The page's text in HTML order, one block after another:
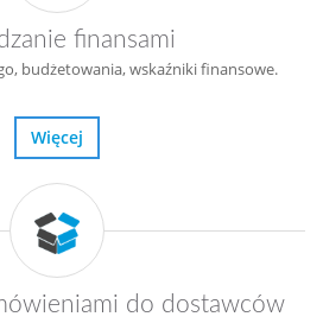
finansami
budżetowania, wskaźniki finansowe.
Więcej
do dostawców